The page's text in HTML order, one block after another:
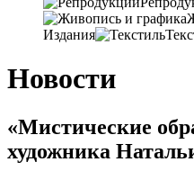
Издания
Новости
«Мистические
художника